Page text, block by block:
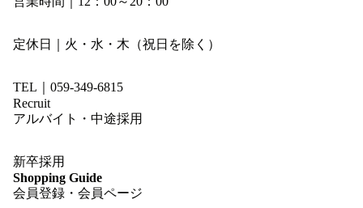
定休日｜火・水・木（祝日を除く）
TEL｜059-349-6815
Recruit
アルバイト・中途採用
新卒採用
Shopping Guide
会員登録・会員ページ